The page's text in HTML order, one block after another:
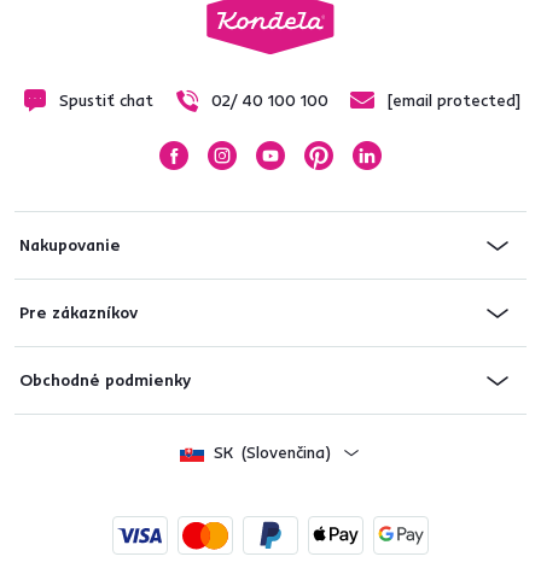
Spustiť chat 02/ 40 100 100 [email protected]
Nakupovanie
Pre zákazníkov
Obchodné podmienky
SK (Slovenčina)